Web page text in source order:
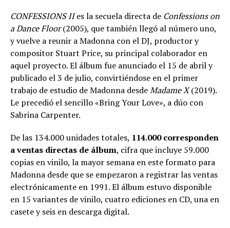
CONFESSIONS IIes la secuela directa de Confessions on
a Dance Floor(2005), que también llegó al número uno,
y vuelve a reunir a Madonna con el DJ, productor y
compositor Stuart Price, su principal colaborador en
aquel proyecto. El álbum fue anunciado el 15 de abril y
publicado el 3 de julio, convirtiéndose en el primer
trabajo de estudio de Madonna desdeMadame X(2019).
Le precedió el sencillo «Bring Your Love», a dúo con
Sabrina Carpenter.
De las 134.000 unidades totales, 114.000 corresponden
a ventas directas de álbum, cifra que incluye 59.000
copias en vinilo, la mayor semana en este formato para
Madonna desde que se empezaron a registrar las ventas
electrónicamente en 1991. El álbum estuvo disponible
en 15 variantes de vinilo, cuatro ediciones en CD, una en
casete y seis en descarga digital.